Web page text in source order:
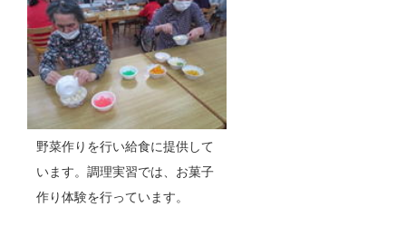
野菜作りを行い給食に提供して
います。調理実習では、お菓子
作り体験を行っています。